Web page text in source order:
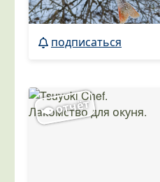
подписаться